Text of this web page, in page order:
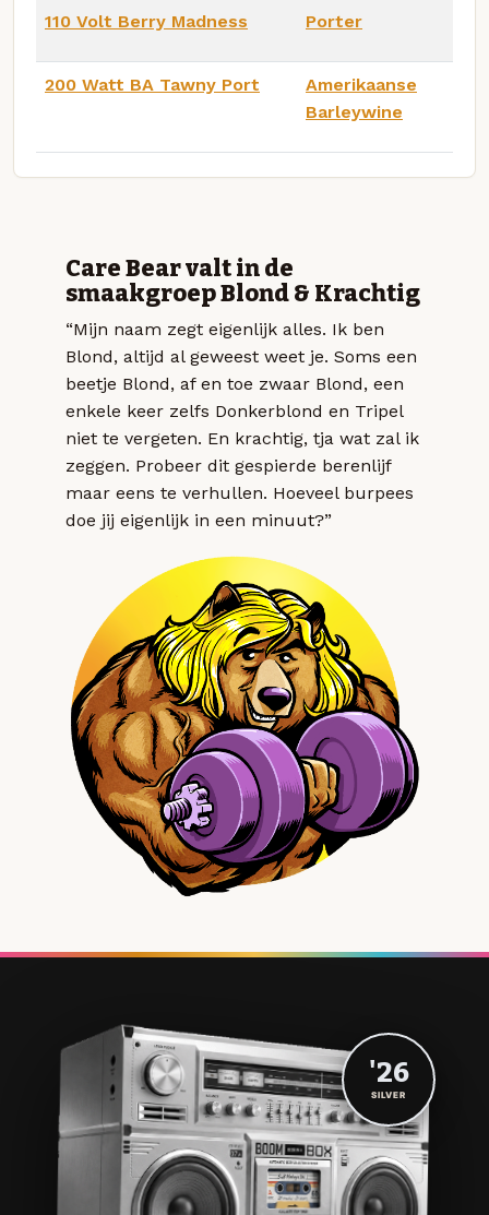
110 Volt Berry Madness Porter
200 Watt BA Tawny Port
Amerikaanse
Barleywine
Care Bear valt in de
smaakgroep Blond & Krachtig
“Mijn naam zegt eigenlijk alles. Ik ben
Blond, altijd al geweest weet je. Soms een
beetje Blond, af en toe zwaar Blond, een
enkele keer zelfs Donkerblond en Tripel
niet te vergeten. En krachtig, tja wat zal ik
zeggen. Probeer dit gespierde berenlijf
maar eens te verhullen. Hoeveel burpees
doe jij eigenlijk in een minuut?”
'26
SILVER